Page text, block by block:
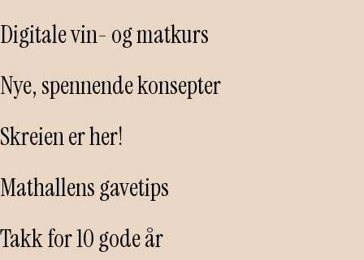
Digitale vin- og matkurs
Nye, spennende konsepter
Skreien er her!
Mathallens gavetips
Takk for 10 gode år